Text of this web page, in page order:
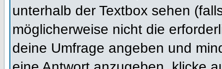
unterhalb der Textbox sehen
möglicherweise nicht die
deine Umfrage angeben und